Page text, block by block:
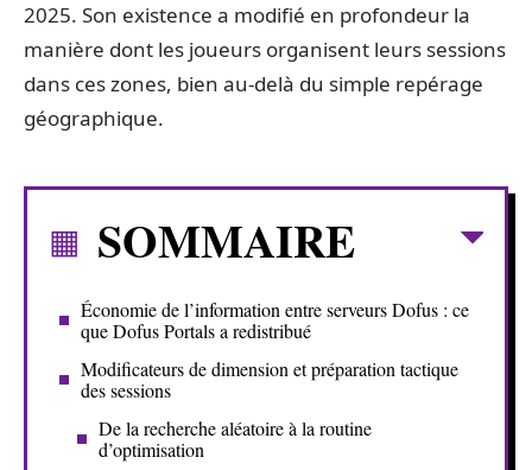
2025. Son existence a modifié en profondeur la
manière dont les joueurs organisent leurs sessions
dans ces zones, bien au-delà du simple repérage
géographique.
SOMMAIRE
Économie de l’information entre serveurs Dofus : ce
que Dofus Portals a redistribué
Modificateurs de dimension et préparation tactique
des sessions
De la recherche aléatoire à la routine
d’optimisation